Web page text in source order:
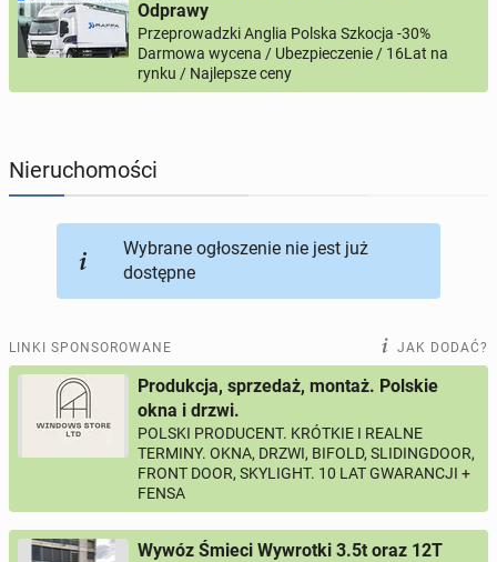
USŁUGI 164ogłoszenia online
KUPIĘ & SPRZEDAM
Odprawy
Przeprowadzki Anglia Polska Szkocja -30%
Darmowa wycena / Ubezpieczenie / 16Lat na
rynku / Najlepsze ceny
Nieruchomości
Wybrane ogłoszenie nie jest już
dostępne
LINKI SPONSOROWANE JAK DODAĆ?
Produkcja, sprzedaż, montaż. Polskie
okna i drzwi.
POLSKI PRODUCENT. KRÓTKIE I REALNE
TERMINY. OKNA, DRZWI, BIFOLD, SLIDINGDOOR,
FRONT DOOR, SKYLIGHT. 10 LAT GWARANCJI +
FENSA
Wywóz Śmieci Wywrotki 3.5t oraz 12T